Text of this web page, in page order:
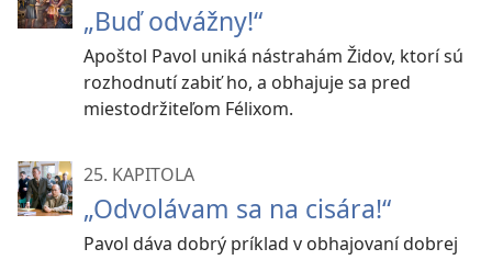
„Buď odvážny!“
Apoštol Pavol uniká nástrahám Židov, ktorí sú
rozhodnutí zabiť ho, a obhajuje sa pred
miestodržiteľom Félixom.
25. KAPITOLA
„Odvolávam sa na cisára!“
Pavol dáva dobrý príklad v obhajovaní dobrej